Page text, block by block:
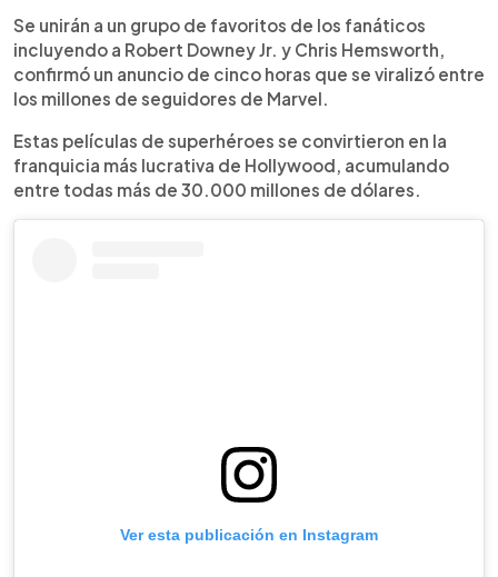
Se unirán a un grupo de favoritos de los fanáticos
incluyendo a Robert Downey Jr. y Chris Hemsworth,
confirmó un anuncio de cinco horas que se viralizó entre
los millones de seguidores de Marvel.
Estas películas de superhéroes se convirtieron en la
franquicia más lucrativa de Hollywood, acumulando
entre todas más de 30.000 millones de dólares.
Ver esta publicación en Instagram